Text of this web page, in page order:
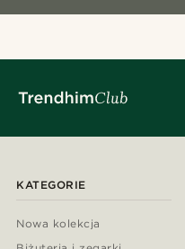
KATEGORIE
Nowa kolekcja